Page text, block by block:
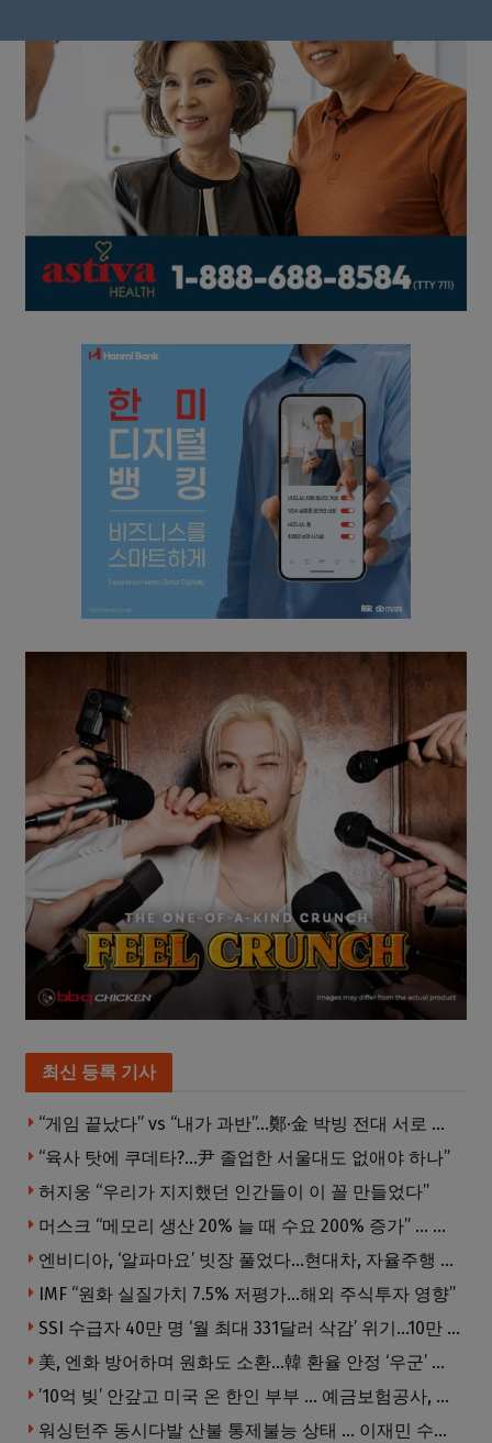
최신 등록 기사
“게임 끝났다” vs “내가 과반”…鄭·金 박빙 전대 서로 우위 주장
“육사 탓에 쿠데타?…尹 졸업한 서울대도 없애야 하나”
허지웅 “우리가 지지했던 인간들이 이 꼴 만들었다”
머스크 “메모리 생산 20% 늘 때 수요 200% 증가” … 반도체 매출 1조달러 눈 앞
엔비디아, ‘알파마요’ 빗장 풀었다…현대차, 자율주행 속도내나
IMF “원화 실질가치 7.5% 저평가…해외 주식투자 영향”
SSI 수급자 40만 명 ‘월 최대 331달러 삭감’ 위기…10만 명은 수급자격 상실
美, 엔화 방어하며 원화도 소환…韓 환율 안정 ‘우군’ 되나
’10억 빚’ 안갚고 미국 온 한인 부부 … 예금보험공사, 미국서 소송
워싱턴주 동시다발 산불 통제불능 상태 … 이재민 수십만명